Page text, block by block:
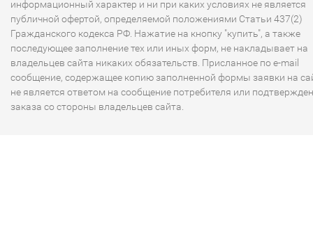
информационный характер и ни при каких условиях не является
публичной офертой, определяемой положениями Статьи 437(2)
Гражданского кодекса РФ. Нажатие на кнопку "купить", а также
последующее заполнение тех или иных форм, не накладывает на
владельцев сайта никаких обязательств. Присланное по e-mail
сообщение, содержащее копию заполненной формы заявки на
не является ответом на сообщение потребителя или
заказа со стороны владельцев сайта.